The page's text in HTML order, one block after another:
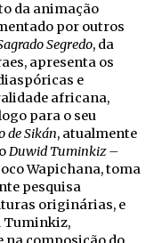
da animação
por outros
Segredo, da
apresenta os
e
africana,
para o seu
de Sikán, atualmente
Duwid Tuminkiz –
Wapichana, toma
pesquisa
originárias, e
Tuminkiz,